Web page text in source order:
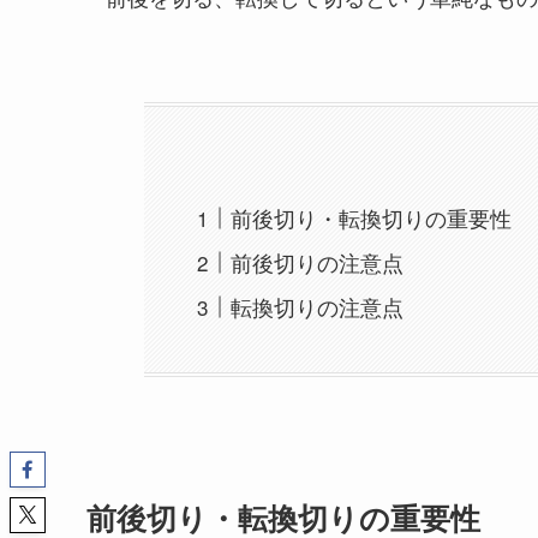
前後切り・転換切りの重要性
前後切りの注意点
転換切りの注意点
前後切り・転換切りの重要性